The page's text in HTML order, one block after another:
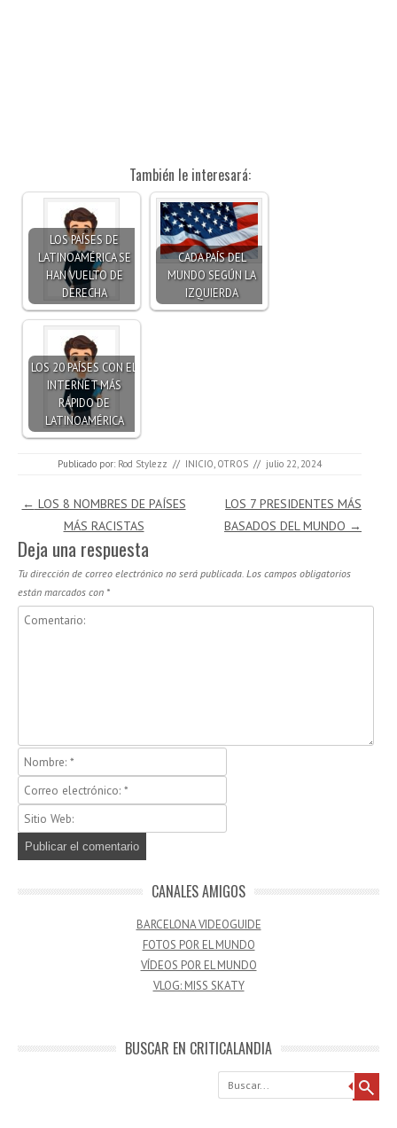
También le interesará:
LOS PAÍSES DE
LATINOAMÉRICA SE
HAN VUELTO DE
DERECHA
CADA PAÍS DEL
MUNDO SEGÚN LA
IZQUIERDA
LOS 20 PAÍSES CON EL
INTERNET MÁS
RÁPIDO DE
LATINOAMÉRICA
Publicado por: Rod Stylezz // INICIO OTROS // julio 22, 2024
Navegación de entradas
← LOS 8 NOMBRES DE PAÍSES
MÁS RACISTAS
LOS 7 PRESIDENTES MÁS
BASADOS DEL MUNDO →
Deja una respuesta
Tu dirección de correo electrónico no será publicada. Los campos obligatorios
están marcados con *
CANALES AMIGOS
BARCELONA VIDEOGUIDE
FOTOS POR EL MUNDO
VÍDEOS POR EL MUNDO
VLOG: MISS SKATY
BUSCAR EN CRITICALANDIA
Buscar